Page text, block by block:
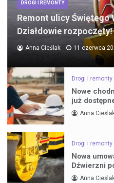
DROGI I REMONTY
Remont ulicy Świętego
Działdowie rozpoczęty!
Anna Cieślak 11 czerwca
Drogi i remonty
Nowe
już
Anna
Drogi i remonty
Nowa
Dźwierzni
Anna